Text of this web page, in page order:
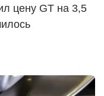
цену GT на 3,5